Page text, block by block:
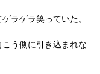
ラゲラ笑っていた。
う側に引き込まれな